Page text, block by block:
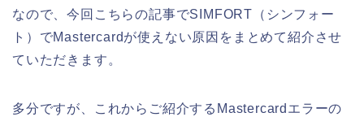
なので、今回こちらの記事でSIMFORT（シンフォー
ト）でMastercardが使えない原因をまとめて紹介させ
ていただきます。
多分ですが、これからご紹介するMastercardエラーの